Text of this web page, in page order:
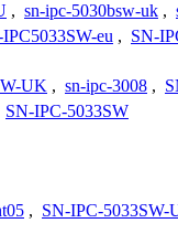
, sn-ipc-5030bsw-uk ,
IPC5033SW-eu , SN-
UK , sn-ipc-3008 ,
SN-IPC-5033SW
, SN-IPC-5033SW-